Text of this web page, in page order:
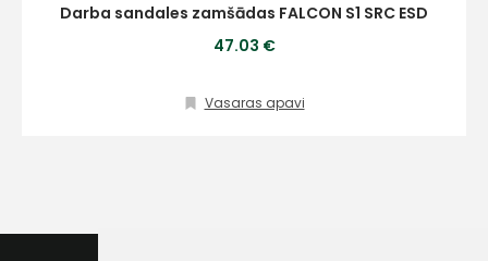
Darba sandales zamšādas FALCON S1 SRC ESD
47.03 €
Vasaras apavi
Klientu